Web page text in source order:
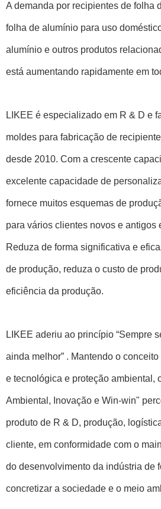
A demanda por recipientes de folha
folha de alumínio para uso
alumínio e outros produtos
está aumentando rapidamente em
LIKEE é especializado em R & D e
moldes para fabricação de
desde 2010. Com a crescente
excelente capacidade de
fornece muitos esquemas de
para vários clientes novos e antigos
Reduza de forma significativa e
de produção, reduza o custo de
eficiência da produção.
LIKEE aderiu ao princípio “Sempre
ainda melhor” . Mantendo o
e tecnológica e proteção ambiental,
Ambiental, Inovação e Win-win"
produto de R & D, produção,
cliente, em conformidade com o
do desenvolvimento da indústria de
concretizar a sociedade e o meio